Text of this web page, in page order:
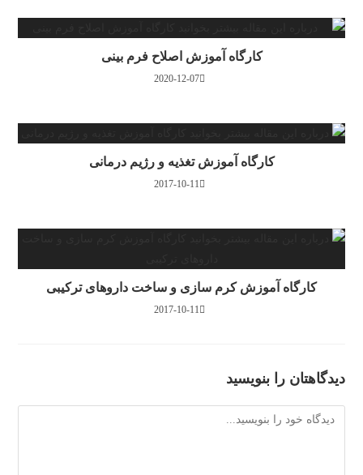
کارگاه آموزش اصلاح فرم بینی
2020-12-07
کارگاه آموزش تغذیه و رژیم درمانی
2017-10-11
کارگاه آموزش کرم سازی و ساخت داروهای ترکیبی
2017-10-11
دیدگاهتان را بنویسید
دیدگاه